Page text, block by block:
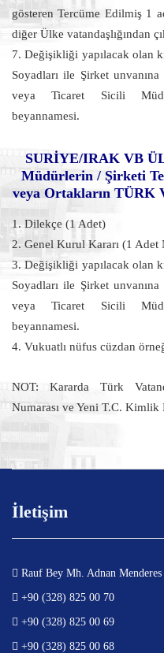
gösteren Tercüme Edilmiş 1
diğer Ülke vatandaşlığından
7. Değişikliği yapılacak olan
Soyadları ile Şirket
veya Ticaret Sicili
beyannamesi.
SURİYE/IRAK VB
Müdürlerin / Şirketi
veya Ortakların TÜRK
1. Dilekçe (1 Adet)
2. Genel Kurul Kararı (1 Adet
3. Değişikliği yapılacak olan
Soyadları ile Şirket
veya Ticaret Sicili
beyannamesi.
4. Vukuatlı nüfus cüzdan
NOT: Kararda Türk
Numarası ve Yeni T.C. Kimlik
İletişim
Rauf Bey Mh. Adnan
+90 (328) 825 00 70
+90 (328) 825 00 69
+90 (328) 825 00 68